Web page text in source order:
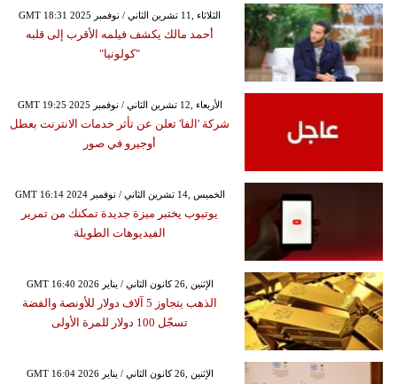
GMT 18:31 2025 الثلاثاء ,11 تشرين الثاني / نوفمبر
أحمد مالك يكشف فيلمه الأقرب إلى قلبه
"كولونيا"
GMT 19:25 2025 الأربعاء ,12 تشرين الثاني / نوفمبر
شركة 'الفا' تعلن عن تأثر خدمات الانترنت بعطل
أوجيرو في صور
GMT 16:14 2024 الخميس ,14 تشرين الثاني / نوفمبر
يوتيوب يختبر ميزة جديدة تمكنك من تمرير
الفيديوهات الطويلة
GMT 16:40 2026 الإثنين ,26 كانون الثاني / يناير
الذهب يتجاوز 5 آلاف دولار للأونصة والفضة
تسجّل 100 دولار للمرة الأولى
GMT 16:04 2026 الإثنين ,26 كانون الثاني / يناير